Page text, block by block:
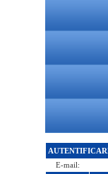
E-mail: